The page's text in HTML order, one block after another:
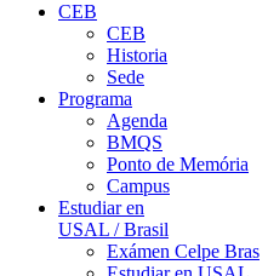
CEB
CEB
Historia
Sede
Programa
Agenda
BMQS
Ponto de Memória
Campus
Estudiar en
USAL / Brasil
Exámen Celpe Bras